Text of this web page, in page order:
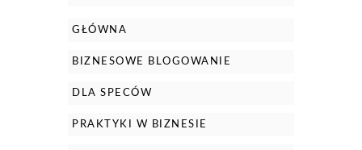
GŁÓWNA
BIZNESOWE BLOGOWANIE
DLA SPECÓW
PRAKTYKI W BIZNESIE